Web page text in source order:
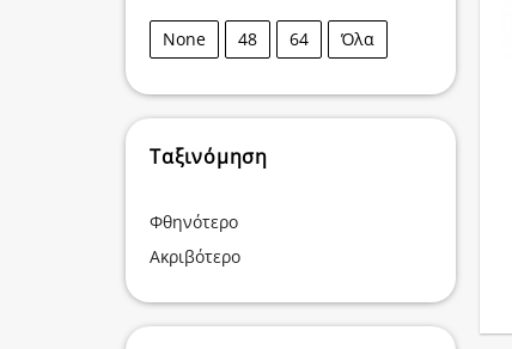
None 48 64 Όλα
Ταξινόμηση
Φθηνότερο
Ακριβότερο